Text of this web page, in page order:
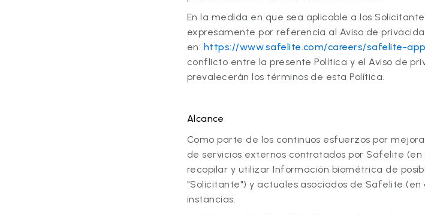
En la medida en que sea aplicable a los
expresamente por referencia al Aviso de
en: https://www.safelite.com/careers/safelite-
conflicto entre la presente Política y el Aviso de
prevalecerán los términos de esta Política.
Alcance
Como parte de los continuos esfuerzos por
de servicios externos contratados por Safelite
recopilar y utilizar Información biométrica de
"Solicitante") y actuales asociados de Safelite
instancias.